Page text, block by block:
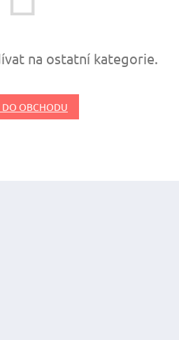
na ostatní kategorie.
DO OBCHODU